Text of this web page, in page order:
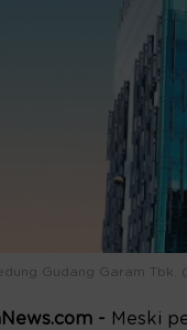
Gudang Garam Tbk.
- Meski